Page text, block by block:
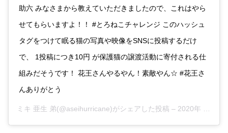
助六 みなさまから教えていただきましたので、これはやら
せてもらいますよ！！ #とろねこチャレンジ このハッシュ
タグをつけて眠る猫の写真や映像をSNSに投稿するだけ
で、 1投稿につき10円 が保護猫の譲渡活動に寄付される仕
組みだそうです！ 花王さんやるやん！素敵やん☆ #花王さ
んありがとう
ミキ 亜生 弟(@aseihurricane)がシェアした投稿 – 2020年 2月月19日午前3時25分PST